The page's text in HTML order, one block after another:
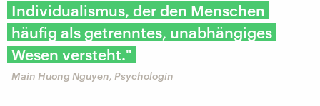
Individualismus, der den Menschen
häufig als getrenntes, unabhängiges
Wesen versteht."
Main Huong Nguyen, Psychologin